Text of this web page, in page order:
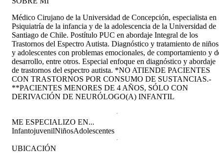
Médico Cirujano de la Universidad de Concepción, especialista en
Psiquiatría de la infancia y de la adolescencia de la Universidad de
Santiago de Chile. Postítulo PUC en abordaje Integral de los
Trastornos del Espectro Autista. Diagnóstico y tratamiento de niños
y adolescentes con problemas emocionales, de comportamiento y
desarrollo, entre otros. Especial enfoque en diagnóstico y abordaje
de trastornos del espectro autista. *NO ATIENDE PACIENTES
CON TRASTORNOS POR CONSUMO DE SUSTANCIAS.-
**PACIENTES MENORES DE 4 AÑOS, SÓLO CON
DERIVACIÓN DE NEURÓLOGO(A) INFANTIL
ME ESPECIALIZO EN...
InfantojuvenilNiñosAdolescentes
UBICACIÓN